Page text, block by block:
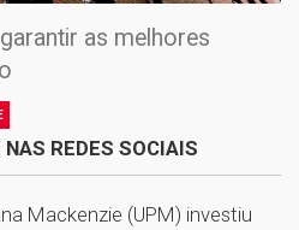
as melhores
REDES SOCIAIS
Mackenzie (UPM) investiu